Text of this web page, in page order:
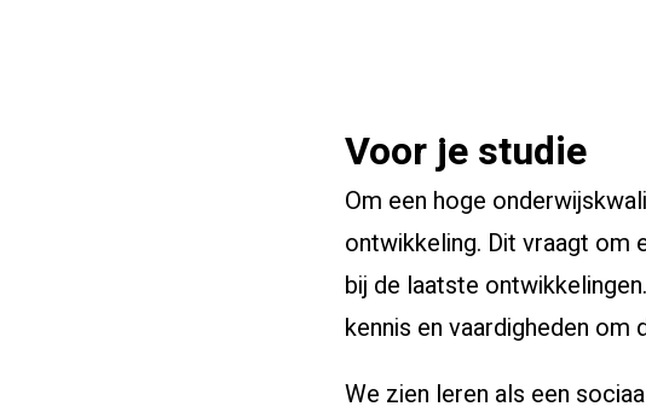
Voor je studie
Om een hoge
ontwikkeling. Dit vraagt om
bij de laatste
kennis en vaardigheden
We zien leren als een